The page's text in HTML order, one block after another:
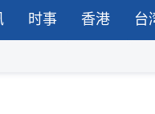
时事 香港 台